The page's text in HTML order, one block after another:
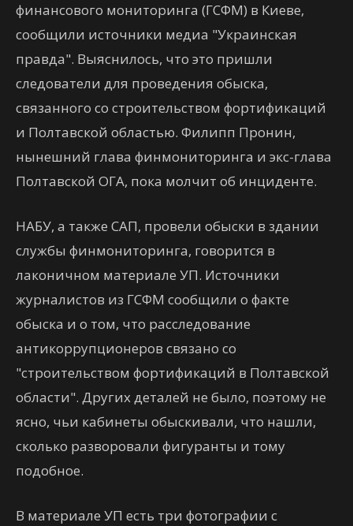
финансового мониторинга (ГСФМ) в Киеве,
сообщили источники медиа "Украинская
правда". Выяснилось, что это пришли
следователи для проведения обыска,
связанного со строительством фортификаций
и Полтавской областью. Филипп Пронин,
нынешний глава финмониторинга и экс-глава
Полтавской ОГА, пока молчит об инциденте.
НАБУ, а также САП, провели обыски в здании
службы финмониторинга, говорится в
лаконичном материале УП. Источники
журналистов из ГСФМ сообщили о факте
обыска и о том, что расследование
антикоррупционеров связано со
"строительством фортификаций в Полтавской
области". Других деталей не было, поэтому не
ясно, чьи кабинеты обыскивали, что нашли,
сколько разворовали фигуранты и тому
подобное.
В материале УП есть три фотографии с